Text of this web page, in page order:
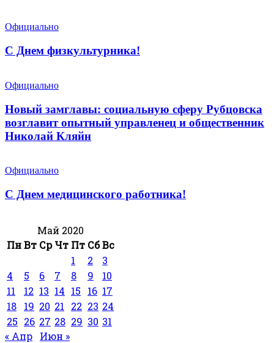
Официально
С Днем физкультурника!
Официально
Новый замглавы: социальную сферу Рубцовска
возглавит опытный управленец и общественник
Николай Кляйн
Официально
С Днем медицинского работника!
Май 2020
ПнВт Ср Чт Пт СбВс
1
2
3
4
5 6 7 8 9
10
11
12 13 14 15 16 17
18
19 20 21 22 23 24
25 26 27 28 29 30 31
« Апр
Июн »